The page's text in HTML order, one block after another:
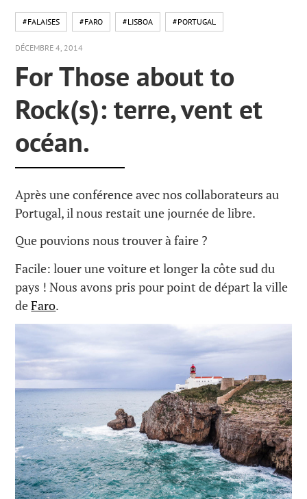
#FALAISES #FARO #LISBOA #PORTUGAL
DÉCEMBRE 4, 2014
For Those about to
Rock(s): terre, vent et
océan.
Après une conférence avec nos collaborateurs au
Portugal, il nous restait une journée de libre.
Que pouvions nous trouver à faire ?
Facile: louer une voiture et longer la côte sud du
pays ! Nous avons pris pour point de départ la ville
deFaro.